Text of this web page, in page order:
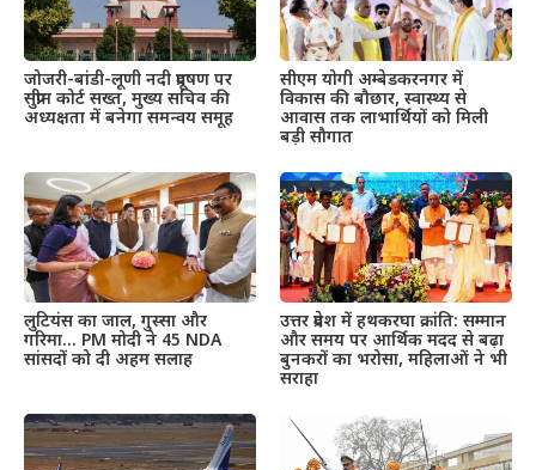
जोजरी-बांडी-लूणी नदी प्रदूषण पर
सुप्रीम कोर्ट सख्त, मुख्य सचिव की
अध्यक्षता में बनेगा समन्वय समूह
सीएम योगी अम्बेडकरनगर में
विकास की बौछार, स्वास्थ्य से
आवास तक लाभार्थियों को मिली
बड़ी सौगात
लुटियंस का जाल, गुस्सा और
गरिमा… PM मोदी ने 45 NDA
सांसदों को दी अहम सलाह
उत्तर प्रदेश में हथकरघा क्रांति: सम्मान
और समय पर आर्थिक मदद से बढ़ा
बुनकरों का भरोसा, महिलाओं ने भी
सराहा